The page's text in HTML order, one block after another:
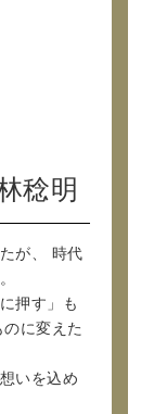
稔明
が、
時代
押す」も
に変えた
いを込め